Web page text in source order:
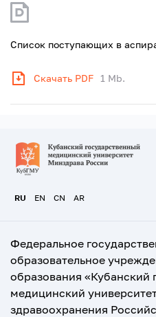
Список поступающих в
Скачать PDF 1 Mb.
RU EN CN AR
Федеральное
образовательное
образования «Кубанский
медицинский
здравоохранения